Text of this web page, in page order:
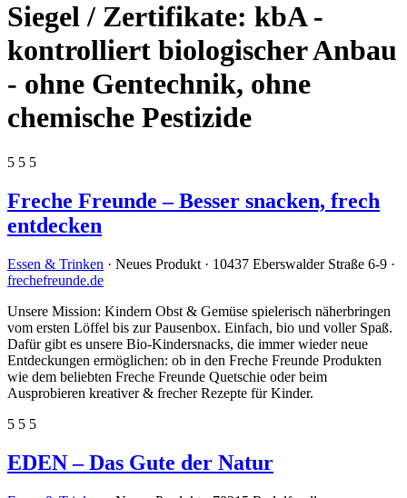
Siegel / Zertifikate: kbA -
kontrolliert biologischer Anbau
- ohne Gentechnik, ohne
chemische Pestizide
5 5 5
Freche Freunde – Besser snacken, frech
entdecken
Essen & Trinken · Neues Produkt · 10437 Eberswalder Straße 6-9 ·
frechefreunde.de
Unsere Mission: Kindern Obst & Gemüse spielerisch näherbringen
vom ersten Löffel bis zur Pausenbox. Einfach, bio und voller Spaß.
Dafür gibt es unsere Bio-Kindersnacks, die immer wieder neue
Entdeckungen ermöglichen: ob in den Freche Freunde Produkten
wie dem beliebten Freche Freunde Quetschie oder beim
Ausprobieren kreativer & frecher Rezepte für Kinder.
5 5 5
EDEN – Das Gute der Natur